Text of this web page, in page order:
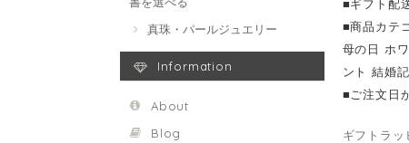
真珠・パールジュエリー
Information
About
Blog
■ギフト配
■商品カテ
母の日 ホ
ント 結婚
■ご注文日
ギフトラッ